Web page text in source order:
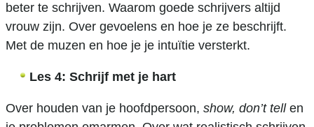
beter te schrijven. Waarom goede schrijvers altijd
vrouw zijn. Over gevoelens en hoe je ze beschrijft.
Met de muzen en hoe je je intuïtie versterkt.
Les 4: Schrijf met je hart
Over houden van je hoofdpersoon, show, don’t tellen